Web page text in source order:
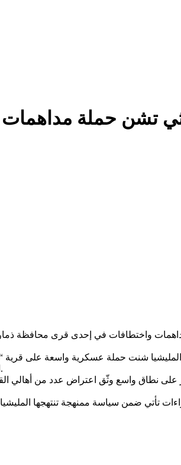
تشن حملة
مداهمات واختطافات في إحدى قرى محافظة
شنت حملة عسكرية واسعة على قرية
المتداول، قبل أن تقوم باختطافهم واقتيادهم إلى جهة غير معلومة، ما أثار حالة من الخوف والقلق بين أبناء المنطقة.
نطاق واسع وثّق اعتراض عدد من أهالي
تأتي ضمن سياسة ممنهجة تنتهجها